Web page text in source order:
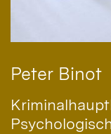
Peter Binot